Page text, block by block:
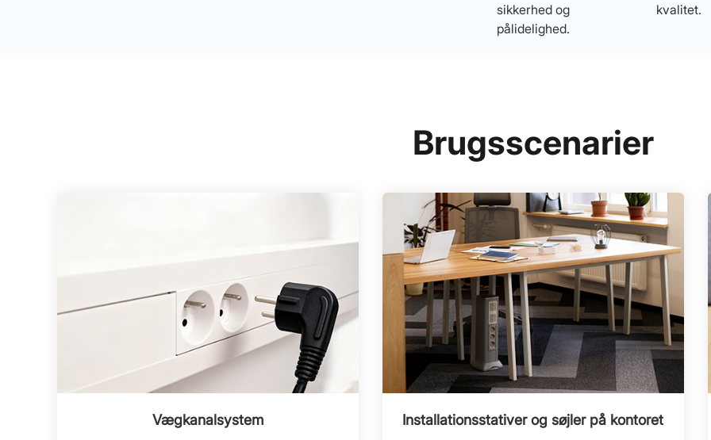
sikkerhed og
pålidelighed.
kvalitet.
Brugsscenarier
Vægkanalsystem Installationsstativer og søjler på kontoret